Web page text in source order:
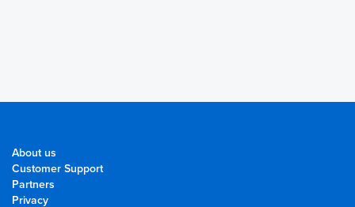
About us
Customer Support
Partners
Privacy